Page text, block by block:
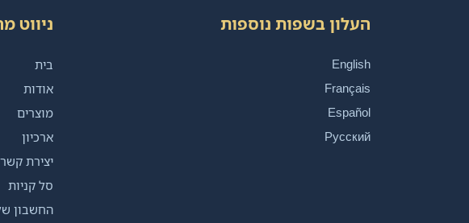
העלון בשפות נוספות
English
Français
Español
Русский
ניווט
בית
אודות
מוצרים
ארכיון
יצירת קשר
סל קניות
החשבון